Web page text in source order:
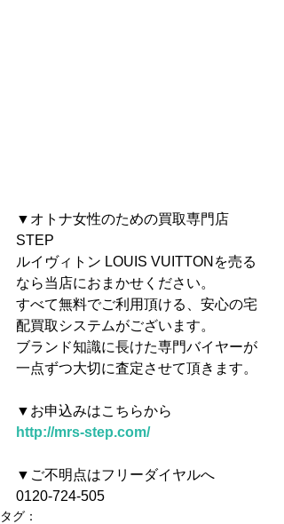
▼オトナ女性のための買取専門店
STEP
ルイヴィトン LOUIS VUITTONを売る
なら当店におまかせください。
すべて無料でご利用頂ける、安心の宅
配買取システムがございます。
ブランド知識に長けた専門バイヤーが
一点ずつ大切に査定させて頂きます。
▼お申込みはこちらから
http://mrs-step.com/
▼ご不明点はフリーダイヤルへ
0120-724-505
タグ：